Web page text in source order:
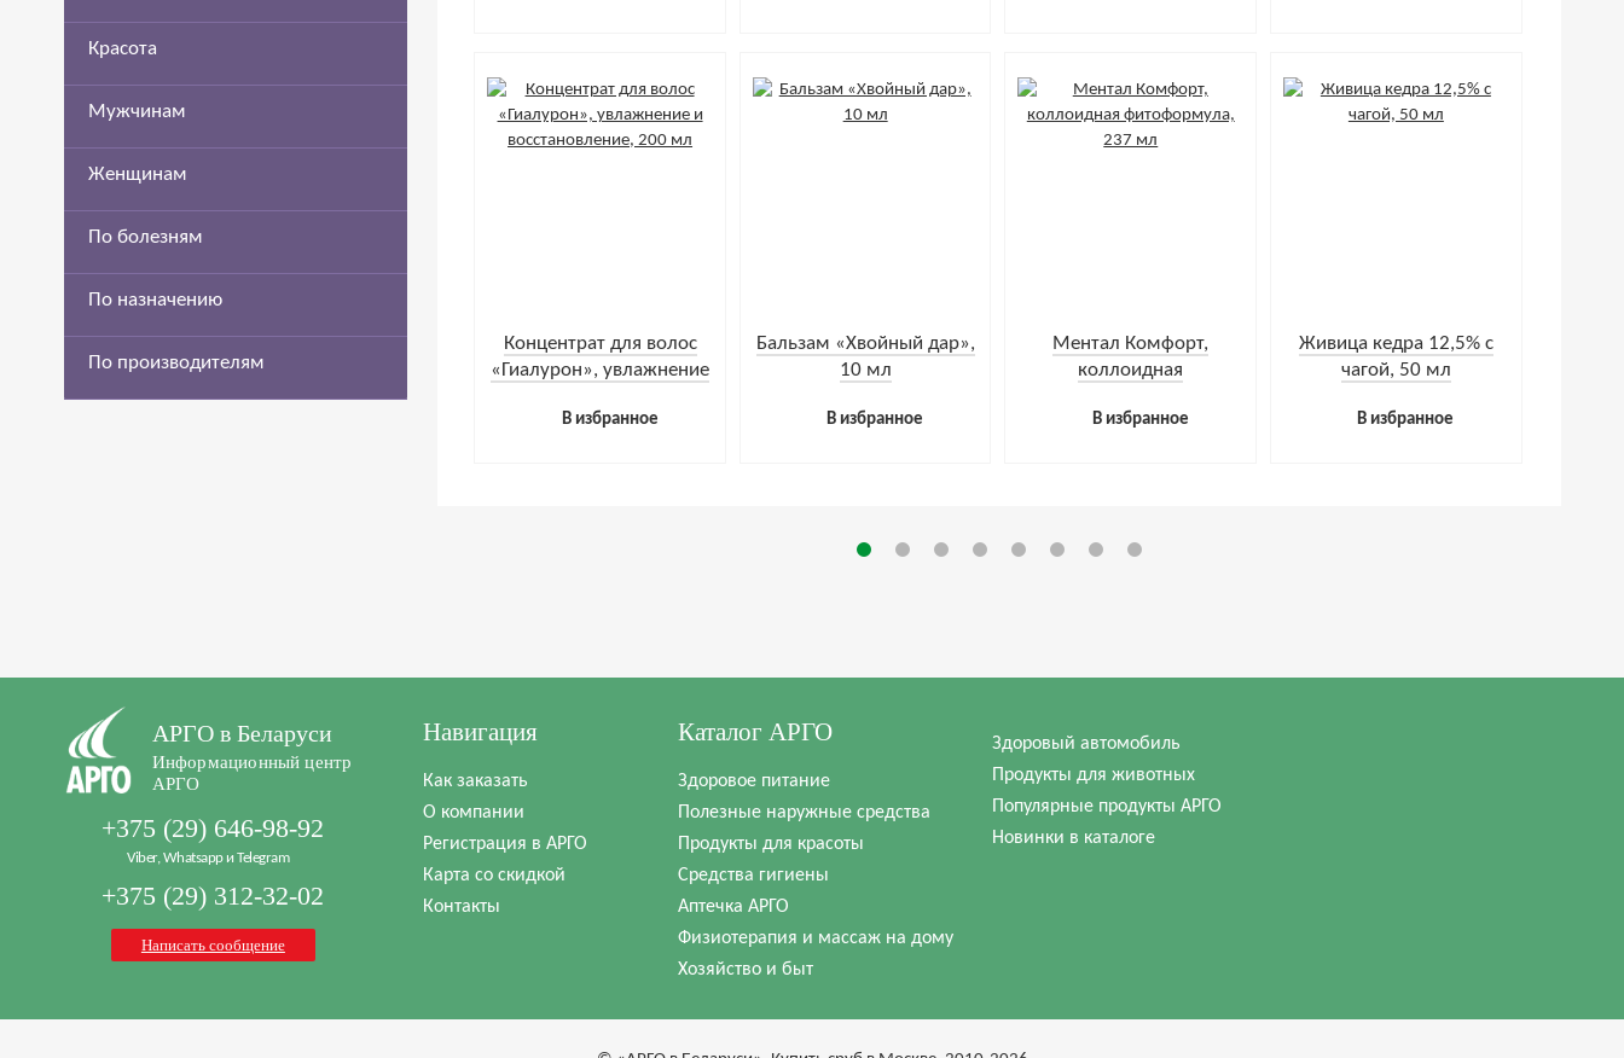
Красота
Мужчинам
Женщинам
По болезням
По назначению
По производителям
Концентрат для волос
«Гиалурон», увлажнение
мл
В избранное
Бальзам «Хвойный дар»,
10 мл
В избранное
Ментал Комфорт,
коллоидная
В избранное
Живица кедра 12,5% с
чагой, 50 мл
В избранное
АРГО в Беларуси
Информационный центр
АРГО
+375 (29) 646-98-92
Viber, Whatsapp и Telegram
+375 (29) 312-32-02
Написать сообщение
Навигация
Как заказать
О компании
Регистрация в АРГО
Карта со скидкой
Контакты
Каталог АРГО
Здоровое питание
Полезные наружные средства
Продукты для красоты
Средства гигиены
Аптечка АРГО
Физиотерапия и массаж на дому
Хозяйство и быт
Здоровый автомобиль
Продукты для животных
Популярные продукты АРГО
Новинки в каталоге